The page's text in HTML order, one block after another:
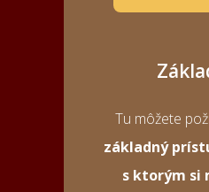
Tu môžete
základný
s ktorým si